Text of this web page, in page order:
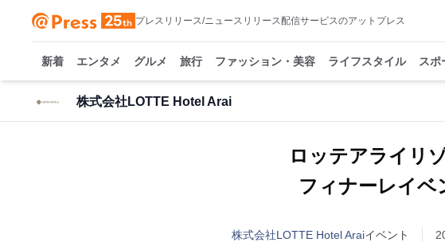
プレスリリース/ニュースリリース配信サービスのアットプレス
新着 エンタメ グルメ 旅行 ファッション・美容 ライフスタイル スポ
株式会社LOTTE Hotel Arai
ロッテアライリ
フィナーレイベ
株式会社LOTTE Hotel Araiイベント